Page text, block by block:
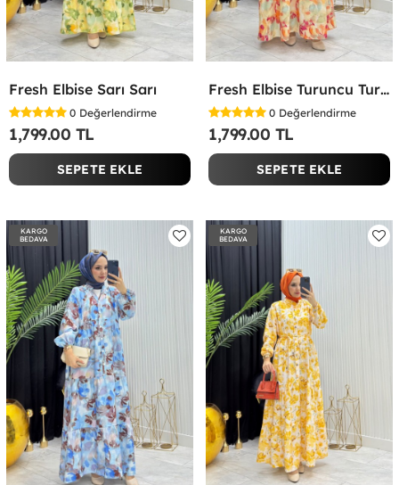
Fresh Elbise Sarı Sarı
0 Değerlendirme
1,799.00 TL
SEPETE EKLE
Fresh Elbise Turuncu Turuncu
0 Değerlendirme
1,799.00 TL
SEPETE EKLE
KARGO
BEDAVA
KARGO
BEDAVA